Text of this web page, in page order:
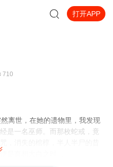
打开APP
710
离世，在她的遗物里，我发现
是一名巫师。而那枚蛇戒，竟
是真相大白之时……